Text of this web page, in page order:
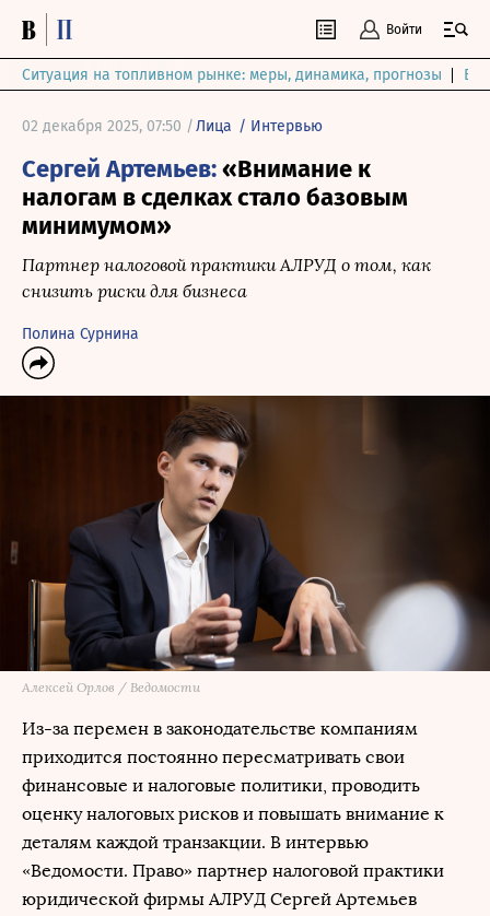
Войти
Ситуация на топливном рынке: меры, динамика, прогнозы
02 декабря 2025, 07:50 /Лица / Интервью
Сергей Артемьев:«Внимание к
налогам в сделках стало базовым
минимумом»
Партнер налоговой практики АЛРУД о том, как
снизить риски для бизнеса
Полина Сурнина
Алексей Орлов / Ведомости
Из-за перемен в законодательстве компаниям
приходится постоянно пересматривать свои
финансовые и налоговые политики, проводить
оценку налоговых рисков и повышать внимание к
деталям каждой транзакции. В интервью
«Ведомости. Право» партнер налоговой практики
юридической фирмы АЛРУД Сергей Артемьев